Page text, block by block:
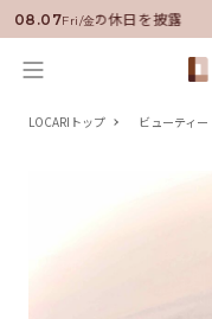
08.07Fri/金
いい男の休日を披露
LOCARIトップ ビューティー